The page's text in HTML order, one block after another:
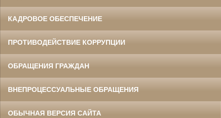
КАДРОВОЕ ОБЕСПЕЧЕНИЕ
ПРОТИВОДЕЙСТВИЕ КОРРУПЦИИ
ОБРАЩЕНИЯ ГРАЖДАН
ВНЕПРОЦЕССУАЛЬНЫЕ ОБРАЩЕНИЯ
ОБЫЧНАЯ ВЕРСИЯ САЙТА